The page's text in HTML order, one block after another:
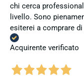
chi cerca
livello. Sono
esiterei a comprare di
Acquirente verificato